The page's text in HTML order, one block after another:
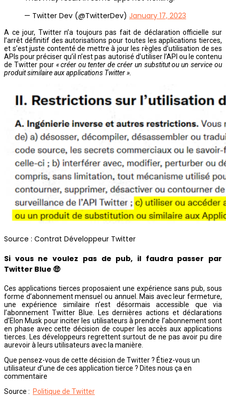
— Twitter Dev (@TwitterDev) January 17, 2023
A ce jour, Twitter n’a toujours pas fait de déclaration officielle sur
l’arrêt définitif des autorisations pour toutes les applications tierces,
et s’est juste contenté de mettre à jour les règles d’utilisation de ses
APIs pour préciser qu’il n’est pas autorisé d’utiliser l’API ou le contenu
de Twitter pour « créer ou tenter de créer un substitut ou un service ou
produit similaire aux applications Twitter ».
Source : Contrat Développeur Twitter
Si vous ne voulez pas de pub, il faudra passer par
Twitter Blue 🤑
Ces applications tierces proposaient une expérience sans pub, sous
forme d’abonnement mensuel ou annuel. Mais avec leur fermeture,
une expérience similaire n’est désormais accessible que via
l’abonnement Twitter Blue. Les dernières actions et déclarations
d’Elon Musk pour inciter les utilisateurs à prendre l’abonnement sont
en phase avec cette décision de couper les accès aux applications
tierces. Les développeurs regrettent surtout de ne pas avoir pu dire
aurevoir à leurs utilisateurs avec la manière.
Que pensez-vous de cette décision de Twitter ? Étiez-vous un
utilisateur d’une de ces application tierce ? Dites nous ça en
commentaire
Source : Politique de Twitter